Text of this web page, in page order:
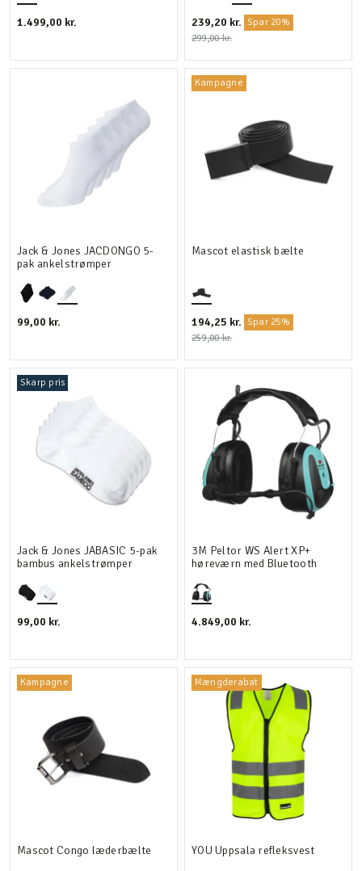
1.499,00 kr. 239,20 kr. Spar 20%
299,00 kr.
Jack & Jones JACDONGO 5-
pak ankelstrømper
99,00 kr.
Kampagne
Mascot elastisk bælte
194,25 kr. Spar 25%
259,00 kr.
Skarp pris
Jack & Jones JABASIC 5-pak
bambus ankelstrømper
99,00 kr.
3M Peltor WS Alert XP+
høreværn med Bluetooth
4.849,00 kr.
Kampagne
Mascot Congo læderbælte
Mængderabat
YOU Uppsala refleksvest